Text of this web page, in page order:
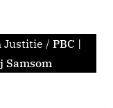
Justitie / PBC |
Samsom